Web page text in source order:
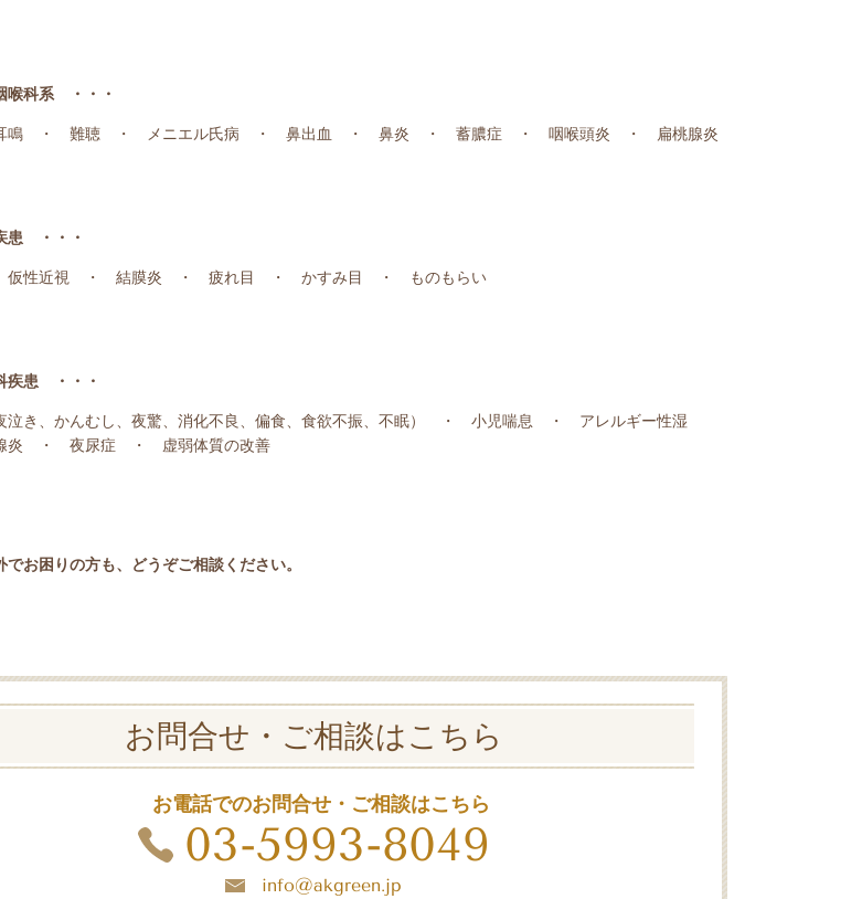
喉科系 ・・・
鳴 ・ 難聴 ・ メニエル氏病 ・ 鼻出血 ・ 鼻炎 ・ 蓄膿症 ・ 咽喉頭炎 ・ 扁桃腺炎
患 ・・・
仮性近視 ・ 結膜炎 ・ 疲れ目 ・ かすみ目 ・ ものもらい
疾患 ・・・
泣き、かんむし、夜驚、消化不良、偏食、食欲不振、不眠） ・ 小児喘息 ・ アレルギー性湿
・ 夜尿症 ・ 虚弱体質の改善
でお困りの方も、どうぞご相談ください。
お問合せ・ご相談はこちら
お電話でのお問合せ・ご相談はこちら
03-5993-8049
info@akgreen.jp